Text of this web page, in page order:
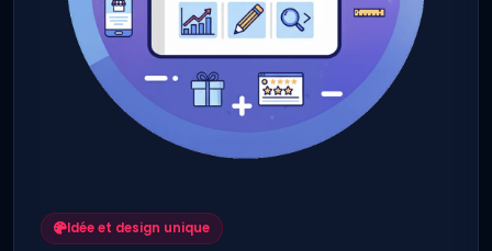
Idée et design unique